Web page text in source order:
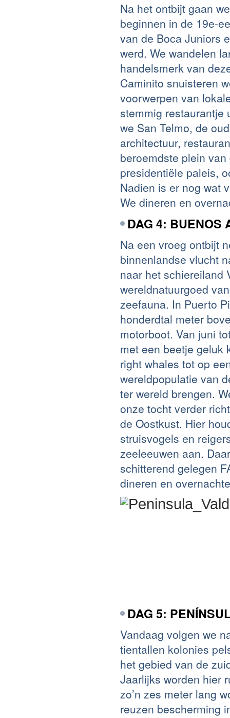
Na het ontbijt gaan
beginnen in de 19e-
van de Boca Juniors
werd. We wandelen
handelsmerk van
Caminito snuisteren
voorwerpen van
stemmig restaurantje
we San Telmo, de
architectuur,
beroemdste plein
presidentiële paleis,
Nadien is er nog wat
We dineren en
DAG 4: BUENOS
Na een vroeg ontbijt
binnenlandse vlucht
naar het schiereiland
wereldnatuurgoed
zeefauna. In Puerto
honderdtal meter
motorboot. Van juni
met een beetje geluk
right whales tot op
wereldpopulatie van
ter wereld brengen.
onze tocht verder
de Oostkust. Hier
struisvogels en
zeeleeuwen aan.
schitterend gelegen
dineren en
DAG 5:
Vandaag volgen we
tientallen kolonies
het gebied van de
Jaarlijks worden hier
zo’n zes meter lang
reuzen bescherming